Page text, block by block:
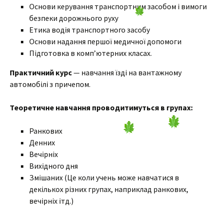
Основи керування транспортним засобом і вимоги
безпеки дорожнього руху
Етика водія транспортного засобу
Основи надання першої медичної допомоги
Підготовка в комп’ютерних класах.
Практичний курс— навчання їзді на вантажному
автомобілі з причепом.
Теоретичне навчання проводитимуться в групах:
Ранкових
Денних
Вечірніх
Вихідного дня
Змішаних (Це коли учень може навчатися в
декількох різних групах, наприклад ранкових,
вечірніх ітд.)